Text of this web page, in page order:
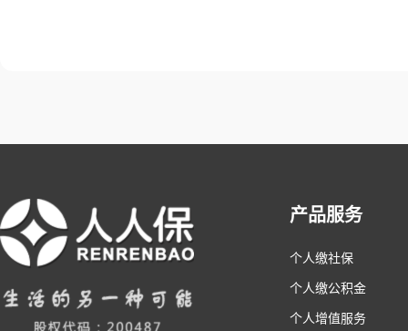
产品服务
个人缴社保
个人缴公积金
个人增值服务